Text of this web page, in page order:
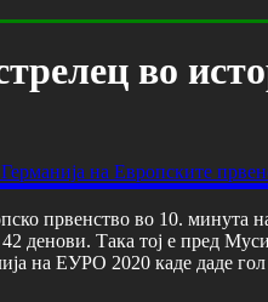
во
првенство во 10. минута
денови. Така тој е пред
на ЕУРО 2020 каде даде